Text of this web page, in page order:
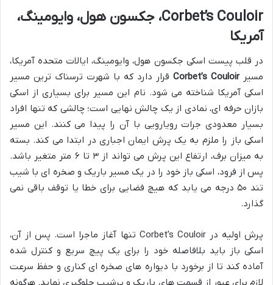
Corbet’s Couloir، جکسون هول، وایومینگ،
آمریکا
در قلب پیست اسکی جکسون هول، وایومینگ، ایالات متحده آمریکا،
مسیرCorbet’s Couloir قرار دارد که با شهرت ترسناک ترین مسیر
اسکی آمریکا شناخته می شود. نام این مسیر برای بسیاری از اسکی
بازان حرفه ای، نمادی از یک چالش نهایی است؛ چالشی که تنها افراد
بسیار معدودی جرات رویارویی با آن را پیدا می کنند. این مسیر
اسکی باز را ملزم به یک پرش ایمان اجباری در ابتدا می کند. بسته
به میزان برف، ارتفاع این پرش می تواند از ۳ تا ۶ متر متغیر باشد.
پس از فرود، اسکی باز خود را در یک مسیر باریک و صخره ای با شیب
تند ۵۰ درجه می یابد که هیچ فضایی برای خطا یا توقف باقی نمی
گذارد.
پرش اولیه در Corbet’s Couloir تنها آغاز ماجرا است. پس از آن،
اسکی باز باید بلافاصله خود را برای یک پیچ سریع و کنترل شده
آماده کند تا از برخورد با دیواره های صخره ای کناری و حفظ سرعت